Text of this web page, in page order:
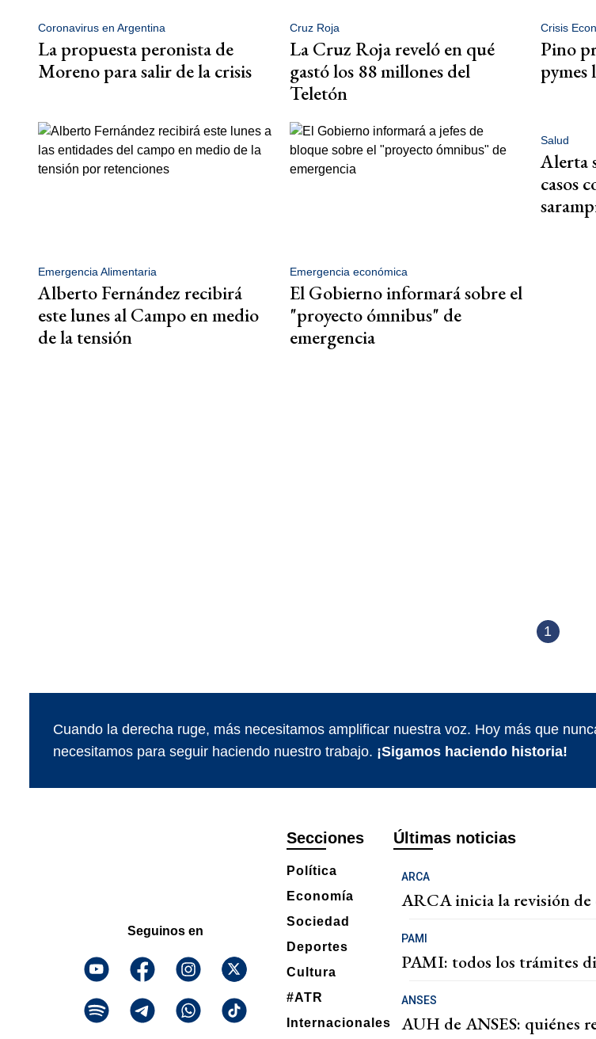
Coronavirus en Argentina
La propuesta peronista de
Moreno para salir de la crisis
Cruz Roja
La Cruz Roja reveló en qué
gastó los 88 millones del
Teletón
Crisis
Pino
pymes
Emergencia Alimentaria
Alberto Fernández recibirá
este lunes al Campo en medio
de la tensión
Emergencia económica
El Gobierno informará sobre el
"proyecto ómnibus" de
emergencia
Salud
Alerta
casos
1
Cuando la derecha ruge, más necesitamos amplificar nuestra voz. Hoy más que
necesitamos para seguir haciendo nuestro trabajo. ¡Sigamos haciendo historia!
Seguinos en
Secciones
Política
Economía
Sociedad
Deportes
Cultura
#ATR
Internacionales
Últimas noticias
ARCA
ARCA inicia la revisión
PAMI
PAMI: todos los trámites
ANSES
AUH de ANSES: quiénes